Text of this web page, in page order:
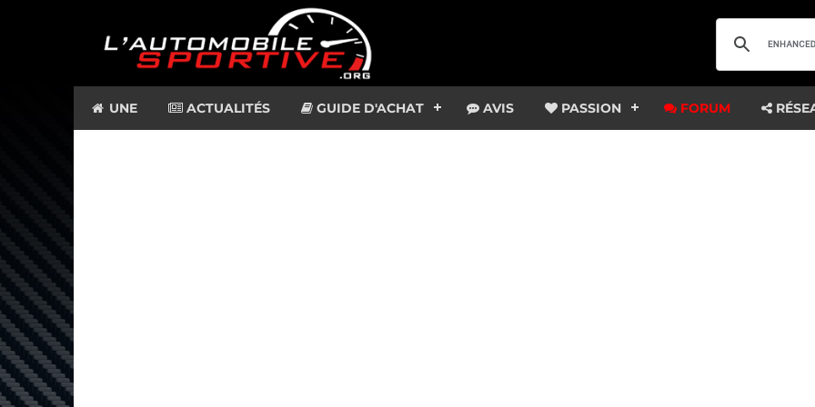
UNE ACTUALITÉS GUIDE D'ACHAT AVIS PASSION FORUM